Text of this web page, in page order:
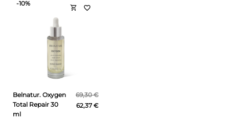
Belnatur. Oxygen
Total Repair 30
ml
69,30 €
62,37 €
shopping_cart
-10%
favorite_border